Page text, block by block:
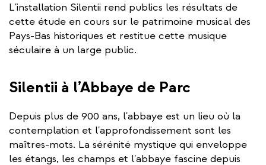
L'installation Silentii rend publics les résultats de
cette étude en cours sur le patrimoine musical des
Pays-Bas historiques et restitue cette musique
séculaire à un large public.
Silentii à l’Abbaye de Parc
Depuis plus de 900 ans, l'abbaye est un lieu où la
contemplation et l'approfondissement sont les
maîtres-mots. La sérénité mystique qui enveloppe
les étangs, les champs et l'abbaye fascine depuis